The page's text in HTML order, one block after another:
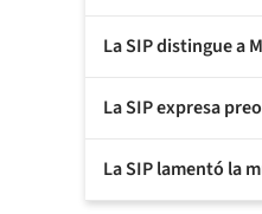
La SIP distingue a
La SIP expresa
La SIP lamentó la